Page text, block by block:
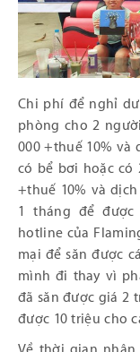
Chi phí để nghỉ
phòng cho 2
000 +thuế 10% và
có bể bơi hoặc có
+thuế 10% và
1 tháng để
hotline của
mại để săn được
mình đi thay vì
đã săn được giá 2
được 10 triệu cho